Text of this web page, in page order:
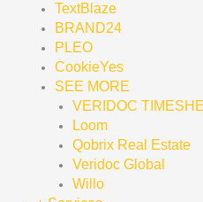
TextBlaze
BRAND24
PLEO
CookieYes
SEE MORE
VERIDOC
Loom
Qobrix Real Estate
Veridoc Global
Willo